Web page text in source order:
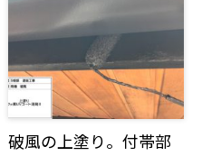
破風の上塗り。付帯部